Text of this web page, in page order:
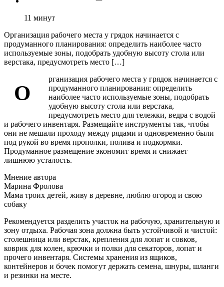
11 минут
Организация рабочего места у грядок начинается с
продуманного планирования: определить наиболее часто
используемые зоны, подобрать удобную высоту стола или
верстака, предусмотреть место […]
О
рганизация рабочего места у грядок начинается с
продуманного планирования: определить
наиболее часто используемые зоны, подобрать
удобную высоту стола или верстака,
предусмотреть место для тележки, ведра с водой
и рабочего инвентаря. Размещайте инструменты так, чтобы
они не мешали проходу между рядами и одновременно были
под рукой во время прополки, полива и подкормки.
Продуманное размещение экономит время и снижает
лишнюю усталость.
Мнение автора
Марина Фролова
Мама троих детей, живу в деревне, люблю огород и свою
собаку
Рекомендуется разделить участок на рабочую, хранительную и
зону отдыха. Рабочая зона должна быть устойчивой и чистой:
столешница или верстак, крепления для лопат и совков,
коврик для колен, крючки и полки для секаторов, лопат и
прочего инвентаря. Системы хранения из ящиков,
контейнеров и бочек помогут держать семена, шнуры, шланги
и резинки на месте.